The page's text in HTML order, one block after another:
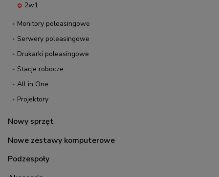
2w1
Monitory poleasingowe
Serwery poleasingowe
Drukarki poleasingowe
Stacje robocze
All in One
Projektory
Nowy sprzęt
Nowe zestawy komputerowe
Podzespoły